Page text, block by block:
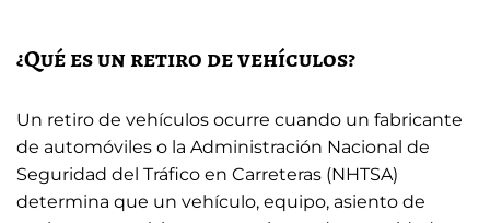
¿Qué es un retiro de vehículos?
Un retiro de vehículos ocurre cuando un fabricante
de automóviles o la Administración Nacional de
Seguridad del Tráfico en Carreteras (NHTSA)
determina que un vehículo, equipo, asiento de